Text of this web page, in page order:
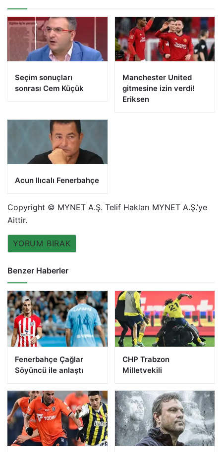
Seçim sonuçları
sonrası Cem Küçük
Manchester United
gitmesine izin verdi!
Eriksen
Acun Ilıcalı Fenerbahçe
Copyright © MYNET A.Ş. Telif Hakları MYNET A.Ş.’ye
Aittir.
YORUM BIRAK
Benzer Haberler
Fenerbahçe Çağlar
Söyüncü ile anlaştı
CHP Trabzon
Milletvekili